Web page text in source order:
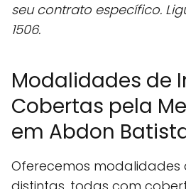
seu contrato específico.
1506.
Modalidades de
Cobertas pela
em Abdon
Oferecemos modalidades